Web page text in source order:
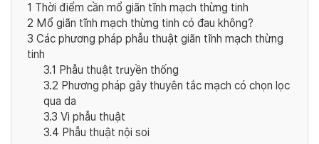
1 Thời điểm cần mổ giãn tĩnh mạch thừng tinh
2 Mổ giãn tĩnh mạch thừng tinh có đau không?
3 Các phương pháp phẫu thuật giãn tĩnh mạch thừng
tinh
3.1 Phẫu thuật truyền thống
3.2 Phương pháp gây thuyên tắc mạch có chọn lọc
qua da
3.3 Vi phẫu thuật
3.4 Phẫu thuật nội soi